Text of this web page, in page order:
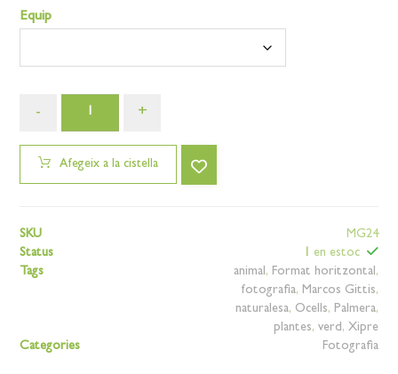
Equip
- +
Afegeix a la cistella
SKU
MG24
Status
1 en estoc
Tags
animal, Format horitzontal,
fotografia, Marcos Gittis,
naturalesa, Ocells, Palmera,
plantes, verd, Xipre
Categories
Fotografia